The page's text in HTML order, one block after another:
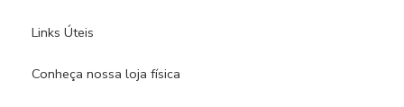
Links Úteis
Conheça nossa loja física​